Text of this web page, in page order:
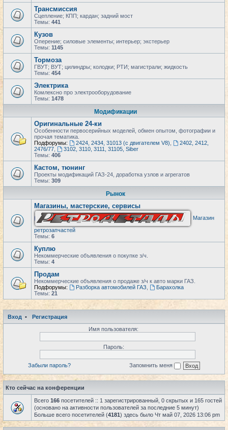
Трансмиссия
Сцепление; КПП; кардан; задний мост
Темы: 441
Кузов
Оперение; силовые элементы; интерьер; экстерьер
Темы: 1145
Тормоза
ГВУТ; ВУТ; цилиндры; колодки; РТИ; магистрали; жидкость
Темы: 454
Электрика
Комлексно про электрооборудование
Темы: 1478
Модификации
Оригинальные 24-ки
Особенности первосерийных моделей, обмен опытом, фотографии и
прочая тематика.
Подфорумы:
2424, 2434, 31013 (с двигателем V8)
2402, 2412,
2476/77
3102, 3110, 3111, 31105, Siber
Темы: 406
Кастом, тюнинг
Проекты модификаций ГАЗ-24, доработка узлов и агрегатов
Темы: 309
Рынок
Магазины, мастерские, сервисы
Магазин
ретрозапчастей
Темы: 6
Куплю
Некоммерческие объявления о покупке з/ч.
Темы: 4
Продам
Некоммерческие объявления о продаже з/ч к авто марки ГАЗ.
Подфорумы:
Разборка автомобилей ГАЗ
Барахолка
Темы: 21
Вход •
Регистрация
Имя пользователя:
Пароль:
Забыли пароль? Запомнить меня
Кто сейчас на конференции
Всего 166 посетителей :: 1 зарегистрированный, 0 скрытых и 165 гостей
(основано на активности пользователей за последние 5 минут)
Больше всего посетителей (4181) здесь было Чт май 07, 2026 13:06 pm